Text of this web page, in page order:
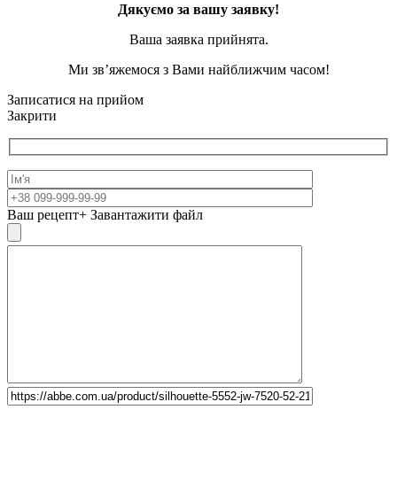
Дякуємо за вашу заявку!
Ваша заявка прийнята.
Ми зв’яжемося з Вами найближчим часом!
Записатися на прийом
Закрити
Ваш рецепт+ Завантажити файл